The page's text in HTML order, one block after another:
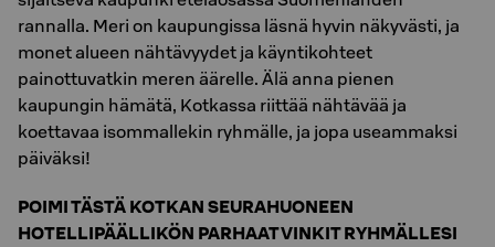
rannalla. Meri on kaupungissa läsnä hyvin näkyvästi, ja
monet alueen nähtävyydet ja käyntikohteet
painottuvatkin meren äärelle. Älä anna pienen
kaupungin hämätä, Kotkassa riittää nähtävää ja
koettavaa isommallekin ryhmälle, ja jopa useammaksi
päiväksi!
POIMI TÄSTÄ KOTKAN SEURAHUONEEN
HOTELLIPÄÄLLIKÖN PARHAAT VINKIT RYHMÄLLESI